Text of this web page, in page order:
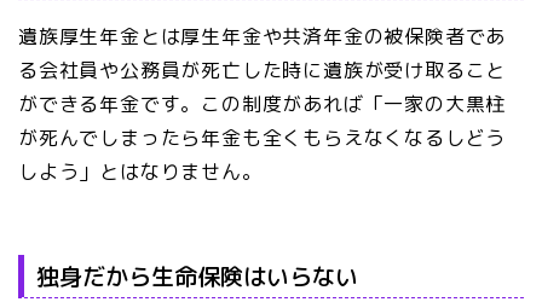
遺族厚生年金とは厚生年金や共済年金の被保険者であ
る会社員や公務員が死亡した時に遺族が受け取ること
ができる年金です。この制度があれば「一家の大黒柱
が死んでしまったら年金も全くもらえなくなるしどう
しよう」とはなりません。
独身だから生命保険はいらない